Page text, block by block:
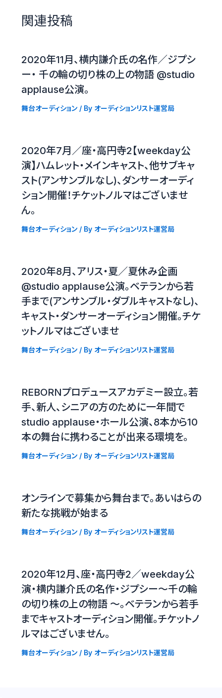
関連投稿
2020年11月、横内謙介氏の名作／ジプシ
ー・ 千の輪の切り株の上の物語 @studio
applause公演。
舞台オーディション/ By オーディションリスト運営局
2020年7月／座・高円寺2【weekday公
演】ハムレット・メインキャスト、他サブキャ
スト(アンサンブルなし)、ダンサーオーディ
ション開催！チケットノルマはございませ
ん。
舞台オーディション/ By オーディションリスト運営局
2020年8月、アリス・夏／夏休み企画
@studio applause公演。ベテランから若
手まで(アンサンブル・ダブルキャストなし)、
キャスト・ダンサーオーディション開催。チケ
ットノルマはございませ
舞台オーディション/ By オーディションリスト運営局
REBORNプロデュースアカデミー設立。若
手、新人、シニアの方のために一年間で
studio applause・ホール公演、8本から10
本の舞台に携わることが出来る環境を。
舞台オーディション/ By オーディションリスト運営局
オンラインで募集から舞台まで。あいはらの
新たな挑戦が始まる
舞台オーディション/ By オーディションリスト運営局
2020年12月、座・高円寺2／weekday公
演・横内謙介氏の名作・ジプシー〜千の輪
の切り株の上の物語 〜。ベテランから若手
までキャストオーディション開催。チケットノ
ルマはございません。
舞台オーディション/ By オーディションリスト運営局